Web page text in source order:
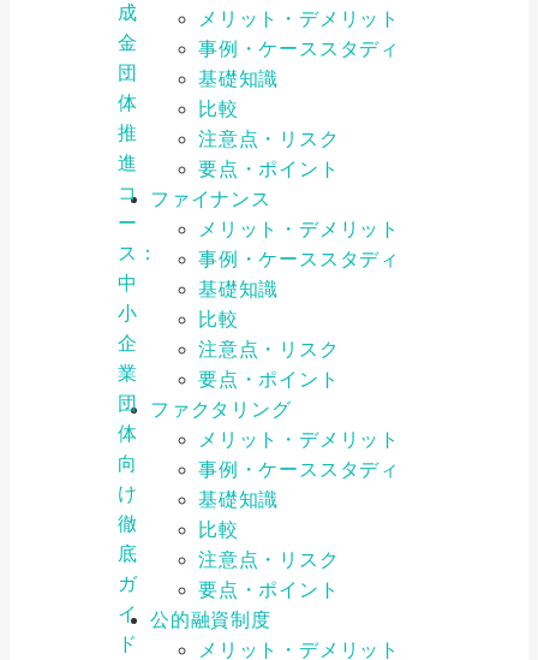
成
金
団
体
推
進
コ
ー
ス：
中
小
企
業
団
体
向
け
徹
底
ガ
イ
ド
メリット・デメリット
事例・ケーススタディ
基礎知識
比較
注意点・リスク
要点・ポイント
ファイナンス
メリット・デメリット
事例・ケーススタディ
基礎知識
比較
注意点・リスク
要点・ポイント
ファクタリング
メリット・デメリット
事例・ケーススタディ
基礎知識
比較
注意点・リスク
要点・ポイント
公的融資制度
メリット・デメリット